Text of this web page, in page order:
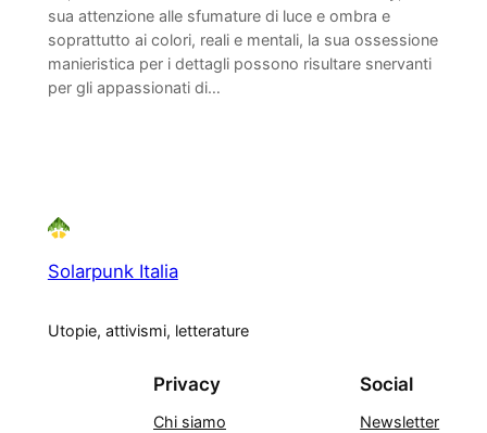
sua attenzione alle sfumature di luce e ombra e
soprattutto ai colori, reali e mentali, la sua ossessione
manieristica per i dettagli possono risultare snervanti
per gli appassionati di…
Solarpunk Italia
Utopie, attivismi, letterature
Privacy
Chi siamo
Social
Newsletter